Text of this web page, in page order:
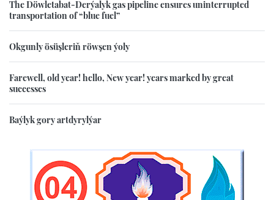
The Döwletabat-Derýalyk gas pipeline ensures uninterrupted
transportation of “blue fuel”
Okgunly ösüşleriň röwşen ýoly
Farewell, old year! hello, New year! years marked by great
successes
Baýlyk gory artdyrylýar